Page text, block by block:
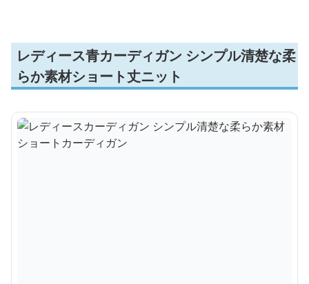
レディース青カーディガン シンプル清楚な柔
らか素材ショート丈ニット